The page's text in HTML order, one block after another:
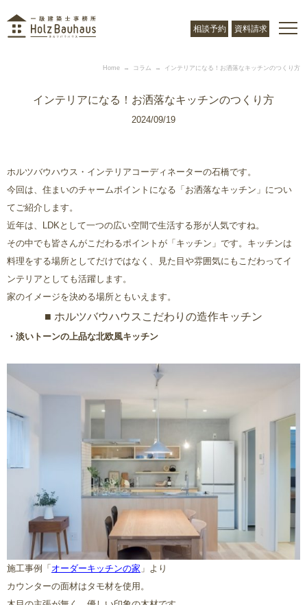
相談予約 資料請求
Home コラム インテリアになる！お洒落なキッチンのつくり方
インテリアになる！お洒落なキッチンのつくり方
2024/09/19
ホルツバウハウス・インテリアコーディネーターの石橋です。
今回は、住まいのチャームポイントになる「お洒落なキッチン」につい
てご紹介します。
近年は、LDKとして一つの広い空間で生活する形が人気ですね。
その中でも皆さんがこだわるポイントが「キッチン」です。キッチンは
料理をする場所としてだけではなく、見た目や雰囲気にもこだわってイ
ンテリアとしても活躍します。
家のイメージを決める場所ともいえます。
■ ホルツバウハウスこだわりの造作キッチン
・淡いトーンの上品な北欧風キッチン
施工事例「オーダーキッチンの家 」より
カウンターの面材はタモ材を使用。